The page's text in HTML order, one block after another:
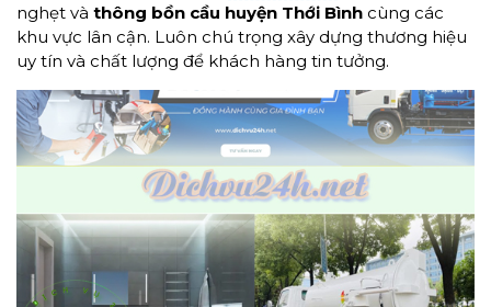
nghẹt và thông bồn cầu huyện Thới Bình cùng các
khu vực lân cận. Luôn chú trọng xây dựng thương hiệu
uy tín và chất lượng để khách hàng tin tưởng.